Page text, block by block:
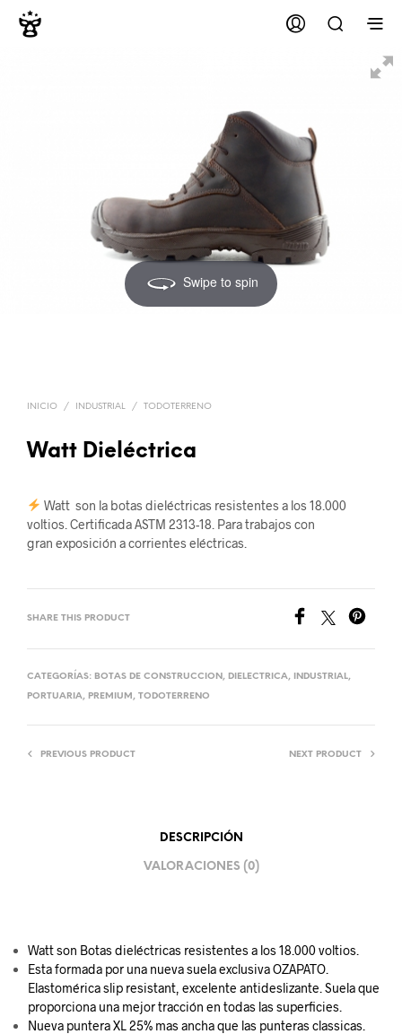
Swipe to spin
INICIO / INDUSTRIAL / TODOTERRENO
Watt Dieléctrica
Watt son la botas dieléctricas resistentes a los 18.000
voltios. Certificada ASTM 2313-18. Para trabajos con
gran exposición a corrientes eléctricas.
SHARE THIS PRODUCT
CATEGORÍAS: BOTAS DE CONSTRUCCION , DIELECTRICA, INDUSTRIAL,
PORTUARIA, PREMIUM , TODOTERRENO
PREVIOUS PRODUCT NEXT PRODUCT
DESCRIPCIÓN
VALORACIONES (0)
Watt son Botas dieléctricas resistentes a los 18.000 voltios.
Esta formada por una nueva suela exclusiva OZAPATO.
Elastomérica slip resistant, excelente antideslizante. Suela que
proporciona una mejor tracción en todas las superficies.
Nueva puntera XL 25% mas ancha que las punteras classicas.